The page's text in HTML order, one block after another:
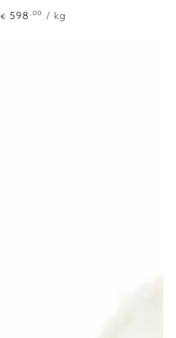
Preis
Stückpreis
€ 598 ,00 / pro
kg